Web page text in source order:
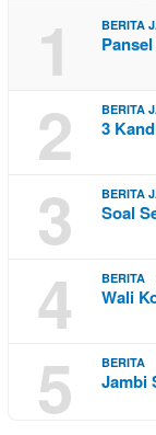
1 BERITA
2 BERITA
3
3 BERITA
Soal
4 BERITA
Wali
5 BERITA
Jambi